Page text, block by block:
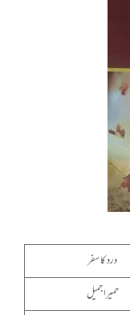
درد کا سفر
حمیرا جمیل